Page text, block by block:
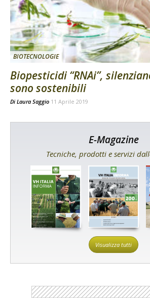
BIOTECNOLOGIE
Biopesticidi “RNAi”,
sono sostenibili
Di Laura Saggio 11 Aprile 2019
E-Magazine
Tecniche, prodotti e servizi
Visualizza tutti